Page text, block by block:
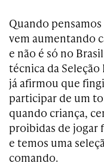
Quando
vem aumentando
e não é só no
técnica da
já afirmou que
participar de um
quando criança,
proibidas de jogar
e temos uma
comando.